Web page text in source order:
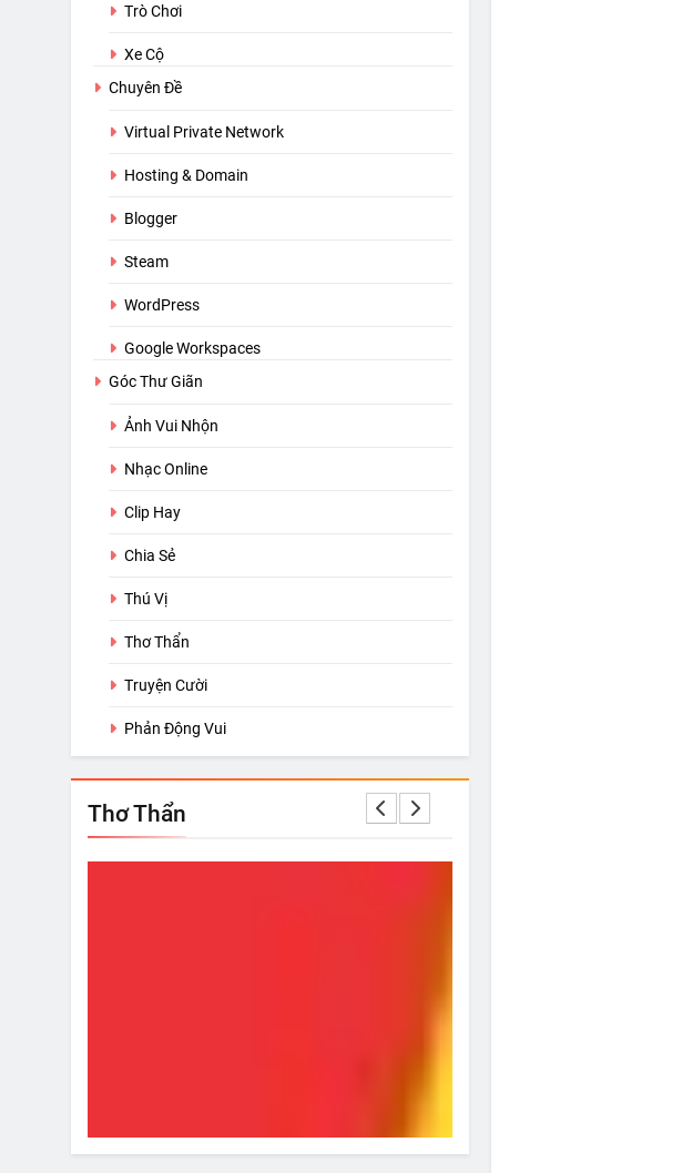
Trò Chơi
Xe Cộ
Chuyên Đề
Virtual Private Network
Hosting & Domain
Blogger
Steam
WordPress
Google Workspaces
Góc Thư Giãn
Ảnh Vui Nhộn
Nhạc Online
Clip Hay
Chia Sẻ
Thú Vị
Thơ Thẩn
Truyện Cười
Phản Động Vui
Thơ Thẩn